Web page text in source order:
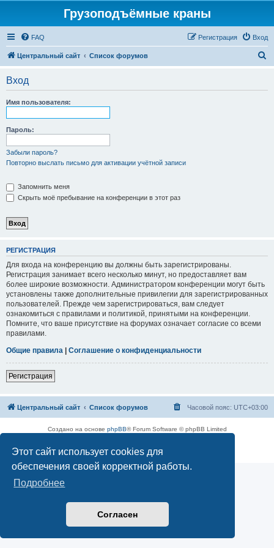
Этот сайт использует cookies для
обеспечения своей корректной работы.
Подробнее
Согласен
Грузоподъёмные краны
FAQ Вход
Регистрация
Центральный сайт Список форумов
Вход
Имя пользователя:
Пароль:
Забыли пароль?
Повторно выслать письмо для активации учётной записи
Запомнить меня
Скрыть моё пребывание на конференции в этот раз
РЕГИСТРАЦИЯ
Для входа на конференцию вы должны быть зарегистрированы.
Регистрация занимает всего несколько минут, но предоставляет вам
более широкие возможности. Администратором конференции могут быть
установлены также дополнительные привилегии для зарегистрированных
пользователей. Прежде чем зарегистрироваться, вам следует
ознакомиться с правилами и политикой, принятыми на конференции.
Помните, что ваше присутствие на форумах означает согласие со всеми
правилами.
Общие правила | Соглашение о конфиденциальности
Регистрация
Центральный сайт Список форумов Часовой пояс: UTC+03:00
Создано на основе phpBB® Forum Software © phpBB Limited
Конфиденциальность|Правила